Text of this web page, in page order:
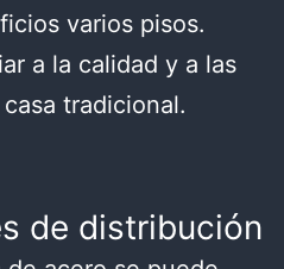
varios pisos.
a la calidad y a las
tradicional.
de distribución